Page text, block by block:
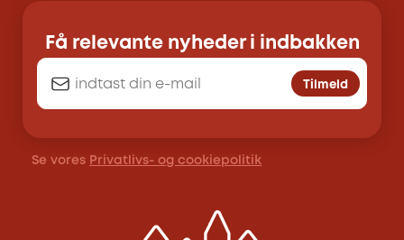
Få relevante nyheder i indbakken
Tilmeld
Se vores Privatlivs- og cookiepolitik